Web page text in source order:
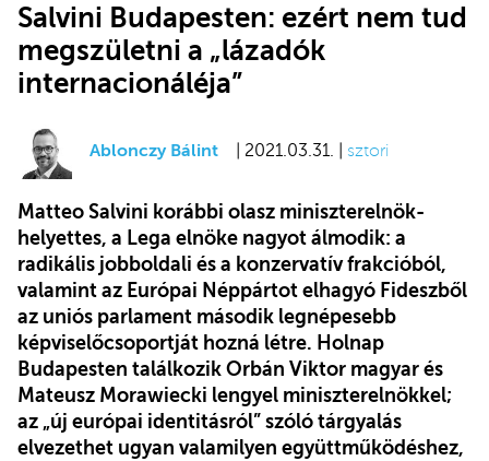
Salvini Budapesten: ezért nem tud
megszületni a „lázadók
internacionáléja”
Ablonczy Bálint | 2021.03.31. | sztori
Matteo Salvini korábbi olasz miniszterelnök-
helyettes, a Lega elnöke nagyot álmodik: a
radikális jobboldali és a konzervatív frakcióból,
valamint az Európai Néppártot elhagyó Fideszből
az uniós parlament második legnépesebb
képviselőcsoportját hozná létre. Holnap
Budapesten találkozik Orbán Viktor magyar és
Mateusz Morawiecki lengyel miniszterelnökkel;
az „új európai identitásról” szóló tárgyalás
elvezethet ugyan valamilyen együttműködéshez,